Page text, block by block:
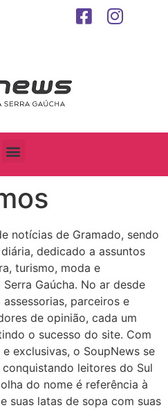
notícias de Gramado, sendo
dedicado a assuntos
turismo, moda e
Gaúcha. No ar desde
parceiros e
de opinião, cada um
o sucesso do site. Com
exclusivas, o SoupNews se
leitores do Sul
do nome é referência à
suas latas de sopa com suas